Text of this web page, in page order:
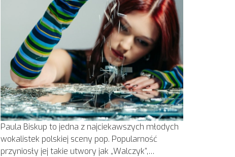
Paula Biskup to jedna z najciekawszych młodych
wokalistek polskiej sceny pop. Popularność
przyniosły jej takie utwory jak „Walczyk”,…